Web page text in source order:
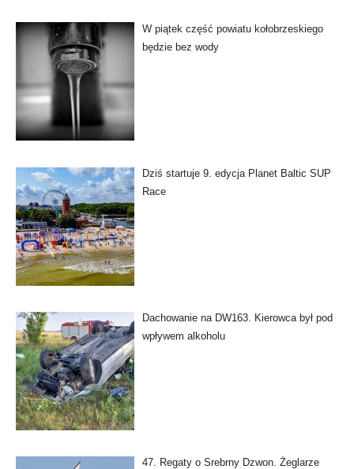
W piątek część powiatu kołobrzeskiego
będzie bez wody
Dziś startuje 9. edycja Planet Baltic SUP
Race
Dachowanie na DW163. Kierowca był pod
wpływem alkoholu
47. Regaty o Srebrny Dzwon. Żeglarze